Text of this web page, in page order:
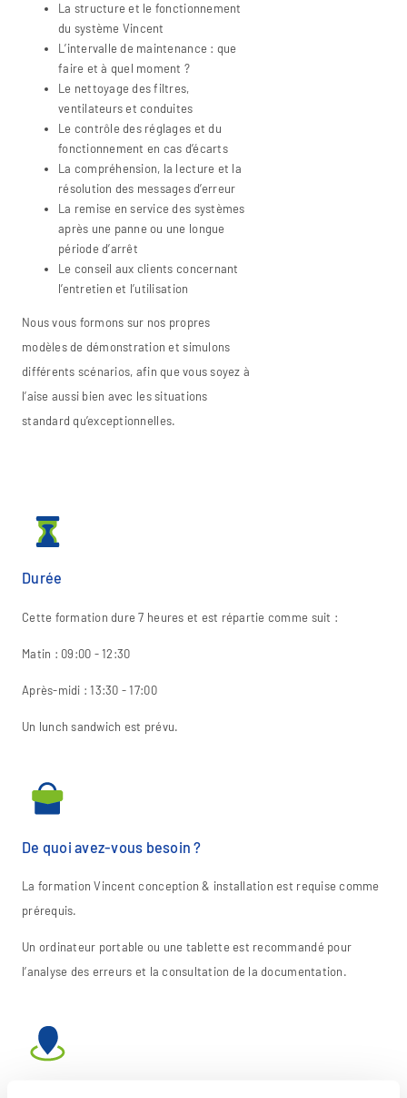
La structure et le fonctionnement
du système Vincent
L’intervalle de maintenance : que
faire et à quel moment ?
Le nettoyage des filtres,
ventilateurs et conduites
Le contrôle des réglages et du
fonctionnement en cas d’écarts
La compréhension, la lecture et la
résolution des messages d’erreur
La remise en service des systèmes
après une panne ou une longue
période d’arrêt
Le conseil aux clients concernant
l’entretien et l’utilisation
Nous vous formons sur nos propres
modèles de démonstration et simulons
différents scénarios, afin que vous soyez à
l’aise aussi bien avec les situations
standard qu’exceptionnelles.
Durée
Cette formation dure 7 heures et est répartie comme suit :
Matin : 09:00 - 12:30
Après-midi : 13:30 - 17:00
Un lunch sandwich est prévu.
De quoi avez-vous besoin ?
La formation Vincent conception & installation est requise comme
prérequis.
Un ordinateur portable ou une tablette est recommandé pour
l’analyse des erreurs et la consultation de la documentation.